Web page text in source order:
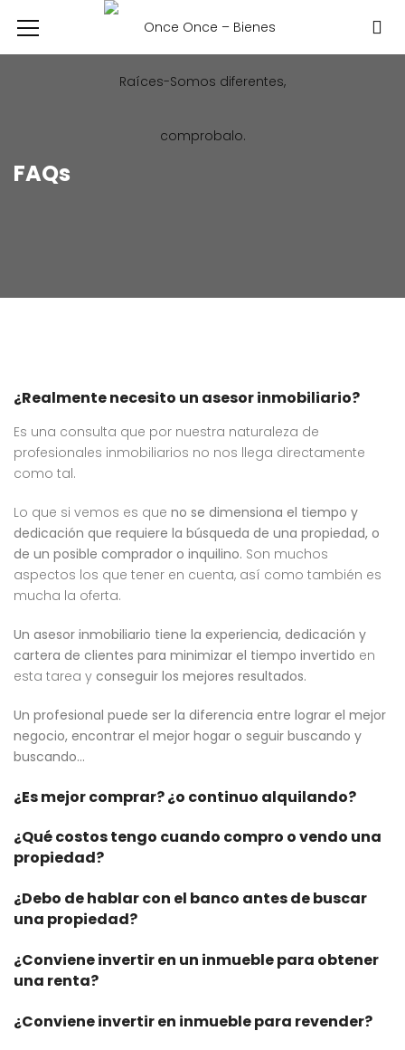
FAQs
¿Realmente necesito un asesor inmobiliario?
Es una consulta que por nuestra naturaleza de
profesionales inmobiliarios no nos llega directamente
como tal.
Lo que si vemos es que no se dimensiona el tiempo y
dedicación que requiere la búsqueda de una propiedad, o
de un posible comprador o inquilino. Son muchos
aspectos los que tener en cuenta, así como también es
mucha la oferta.
Un asesor inmobiliario tiene la experiencia, dedicación y
cartera de clientes para minimizar el tiempo invertido en
esta tarea y conseguir los mejores resultados.
Un profesional puede ser la diferencia entre lograr el mejor
negocio, encontrar el mejor hogar o seguir buscando y
buscando…
¿Es mejor comprar? ¿o continuo alquilando?
¿Qué costos tengo cuando compro o vendo una
propiedad?
¿Debo de hablar con el banco antes de buscar
una propiedad?
¿Conviene invertir en un inmueble para obtener
una renta?
¿Conviene invertir en inmueble para revender?